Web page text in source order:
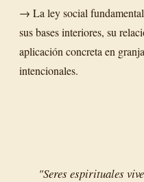
→ La ley social
sus bases interiores, su
aplicación concreta en
intencionales.
"Seres espirituales